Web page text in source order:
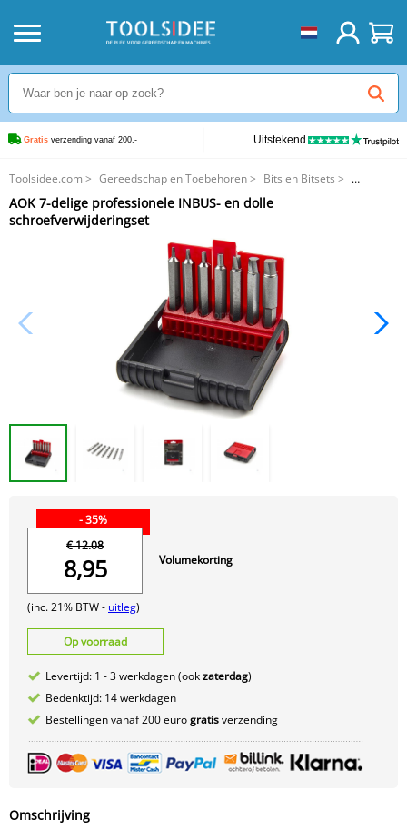
Gratis verzending vanaf 200,- Uitstekend
Toolsidee.com > Gereedschap en Toebehoren> Bits en Bitsets >
AOK 7-delige professionele INBUS- en dolle schroefverwijderingset
AOK 7-delige professionele INBUS- en dolle
schroefverwijderingset
- 35%
€ 12.08
8,95
(inc. 21% BTW - uitleg)
Volumekorting
Op voorraad
Levertijd: 1 - 3 werkdagen (ookzaterdag)
Bedenktijd: 14 werkdagen
Bestellingen vanaf 200 eurogratisverzending
Omschrijving